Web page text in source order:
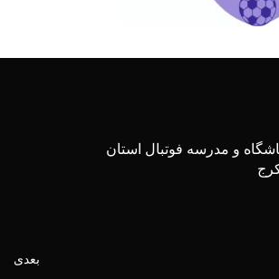
و مدرسه فوتبال استان
بعدی